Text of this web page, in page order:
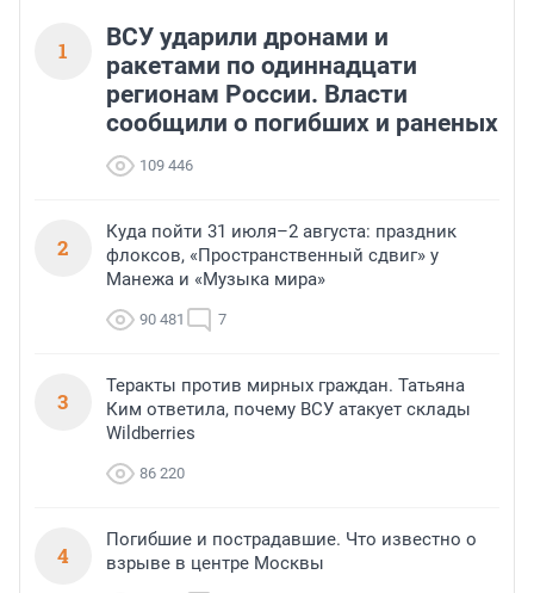
1
ВСУ ударили дронами и
ракетами по одиннадцати
регионам России. Власти
сообщили о погибших и раненых
109 446
2
Куда пойти 31 июля–2 августа: праздник
флоксов, «Пространственный сдвиг» у
Манежа и «Музыка мира»
90 481 7
3
Теракты против мирных граждан. Татьяна
Ким ответила, почему ВСУ атакует склады
Wildberries
86 220
4
Погибшие и пострадавшие. Что известно о
взрыве в центре Москвы